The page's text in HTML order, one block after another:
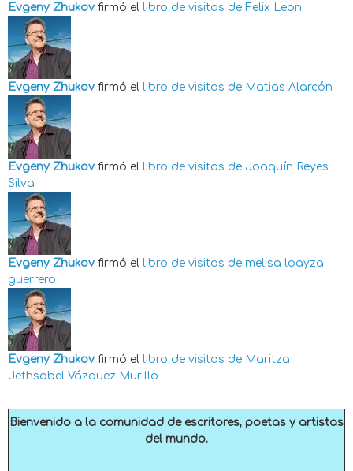
Evgeny Zhukov firmó el libro de visitas de Felix Leon
Evgeny Zhukov firmó el libro de visitas de Matias Alarcón
Evgeny Zhukov firmó el libro de visitas de Joaquín Reyes
Silva
Evgeny Zhukov firmó el libro de visitas de melisa loayza
guerrero
Evgeny Zhukov firmó el libro de visitas de Maritza
Jethsabel Vázquez Murillo
Bienvenido a la comunidad de escritores, poetas y artistas
del mundo.